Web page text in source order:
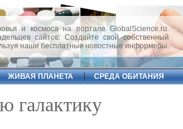
и космоса на портале GlobalScience.ru.
сайтов. Создайте свой собственный
наши бесплатные новостные информеры.
ЖИВАЯ ПЛАНЕТА СРЕДА ОБИТАНИЯ
галактику